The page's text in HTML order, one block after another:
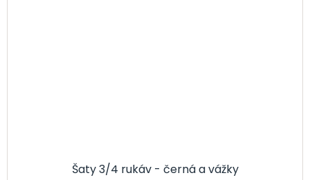
Šaty 3/4 rukáv - černá a vážky